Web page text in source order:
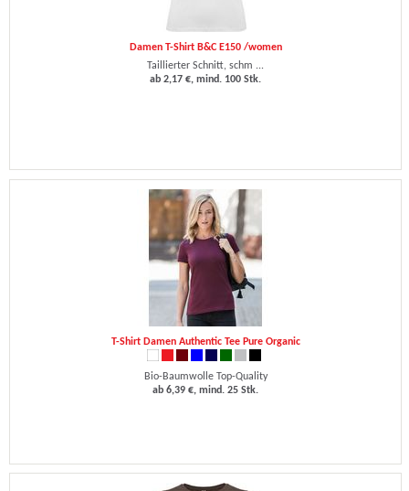
Damen T-Shirt B&C E150 /women
Taillierter Schnitt, schm ...
ab 2,17 €, mind. 100 Stk.
T-Shirt Damen Authentic Tee Pure Organic
Bio-Baumwolle Top-Quality
ab 6,39 €, mind. 25 Stk.